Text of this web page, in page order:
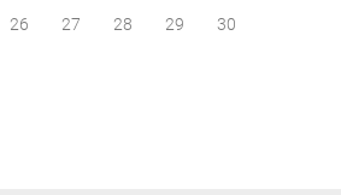
26 27 28 29 30